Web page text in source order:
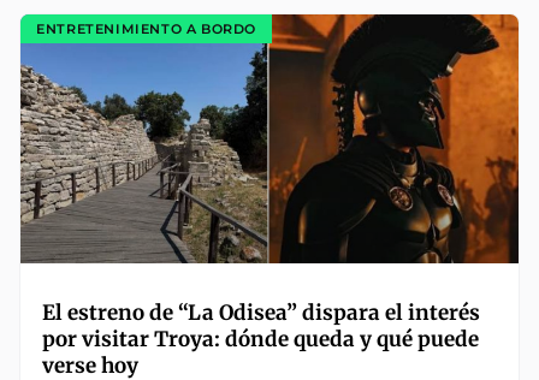
ENTRETENIMIENTO A BORDO
El estreno de “La Odisea” dispara el interés
por visitar Troya: dónde queda y qué puede
verse hoy